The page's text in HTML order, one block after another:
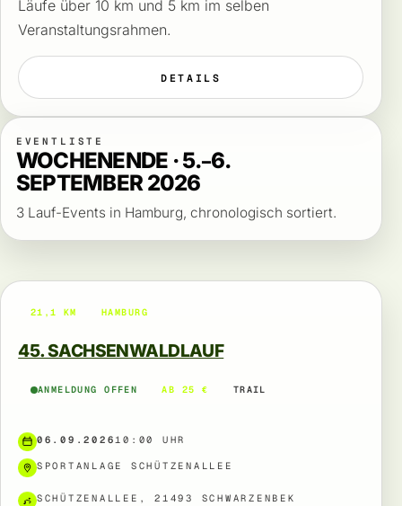
Läufe über 10 km und 5 km im selben
Veranstaltungsrahmen.
DETAILS
EVENTLISTE
WOCHENENDE · 5.–6.
SEPTEMBER 2026
3 Lauf-Events in Hamburg, chronologisch sortiert.
21,1 KM HAMBURG
45. SACHSENWALDLAUF
ANMELDUNG OFFEN AB 25 € TRAIL
06.09.202610:00 UHR
SPORTANLAGE SCHÜTZENALLEE
SCHÜTZENALLEE, 21493 SCHWARZENBEK